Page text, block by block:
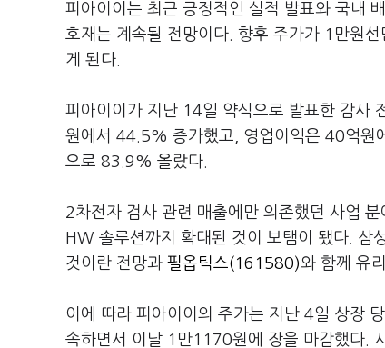
피아이이는 최근 긍정적인 실적 발표와 국내
호재는 계속될 전망이다. 향후 주가가 1만원
게 된다.
피아이이가 지난 14일 약식으로 발표한 감사
원에서 44.5% 증가했고, 영업이익은 40억
으로 83.9% 올랐다.
2차전자 검사 관련 매출에만 의존했던 사업
HW 솔루션까지 확대된 것이 보탬이 됐다. 삼
것이란 전망과 필옵틱스(161580)와 함께 유
이에 따라 피아이이의 주가는 지난 4일 상장
속하면서 이날 1만1170원에 장을 마감했다.